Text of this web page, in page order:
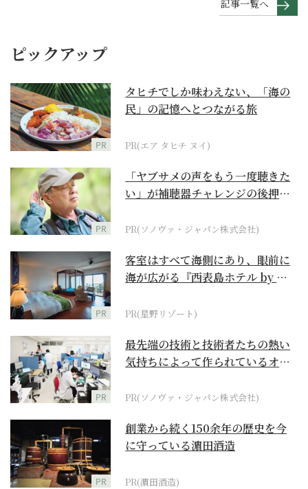
記事一覧へ
ピックアップ
PR
タヒチでしか味わえない、「海の
民」の記憶へとつながる旅
PR(エア タヒチ ヌイ)
PR
「ヤブサメの声をもう一度聴きた
い」が補聴器チャレンジの後押し
PR(ソノヴァ・ジャパン株式会社)
PR
客室はすべて海側にあり、眼前に
海が広がる『西表島ホテル by 星
PR(星野リゾート)
PR
最先端の技術と技術者たちの熱い
気持ちによって作られているオー
PR(ソノヴァ・ジャパン株式会社)
PR
創業から続く150余年の歴史を今
に守っている濵田酒造
PR(濵田酒造)